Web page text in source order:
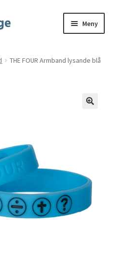
Meny
THE FOUR Armband lysande blå